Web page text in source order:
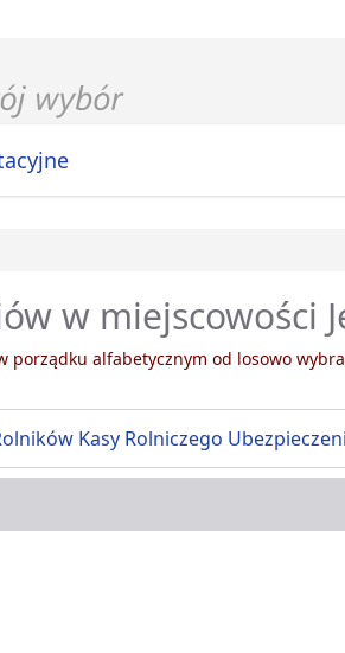
w miejscowości
porządku alfabetycznym od losowo
Kasy Rolniczego